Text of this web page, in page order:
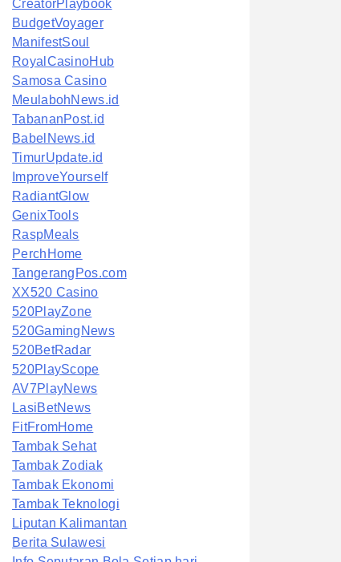
CreatorPlaybook
BudgetVoyager
ManifestSoul
RoyalCasinoHub
Samosa Casino
MeulabohNews.id
TabananPost.id
BabelNews.id
TimurUpdate.id
ImproveYourself
RadiantGlow
GenixTools
RaspMeals
PerchHome
TangerangPos.com
XX520 Casino
520PlayZone
520GamingNews
520BetRadar
520PlayScope
AV7PlayNews
LasiBetNews
FitFromHome
Tambak Sehat
Tambak Zodiak
Tambak Ekonomi
Tambak Teknologi
Liputan Kalimantan
Berita Sulawesi